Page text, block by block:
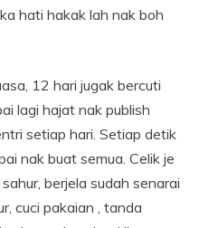
hati hakak lah nak boh
12 hari jugak bercuti
lagi hajat nak publish
setiap hari. Setiap detik
nak buat semua. Celik je
berjela sudah senarai
cuci pakaian , tanda